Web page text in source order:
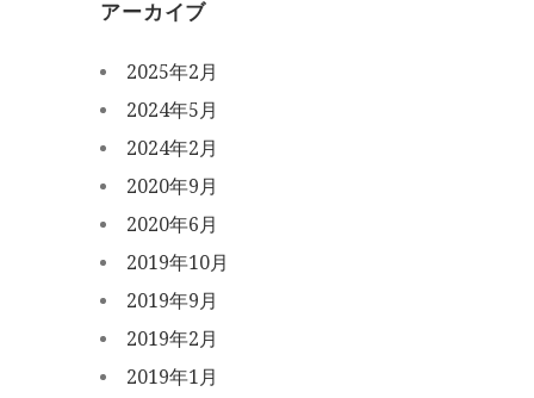
アーカイブ
2025年2月
2024年5月
2024年2月
2020年9月
2020年6月
2019年10月
2019年9月
2019年2月
2019年1月